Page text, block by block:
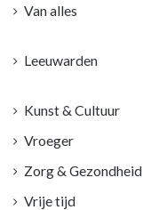
Van alles
Leeuwarden
Kunst & Cultuur
Vroeger
Zorg & Gezondheid
Vrije tijd